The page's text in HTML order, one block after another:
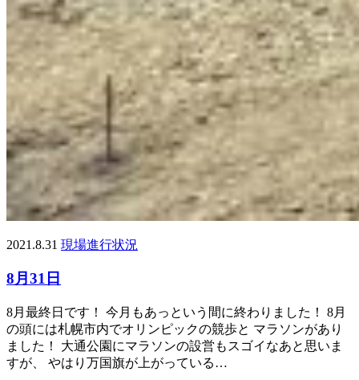
2021.8.31 現場進行状況
8月31日
8月最終日です！ 今月もあっという間に終わりました！ 8月
の頭には札幌市内でオリンピックの競歩と マラソンがあり
ました！ 大通公園にマラソンの設営もスゴイなあと思いま
すが、 やはり万国旗が上がっている…